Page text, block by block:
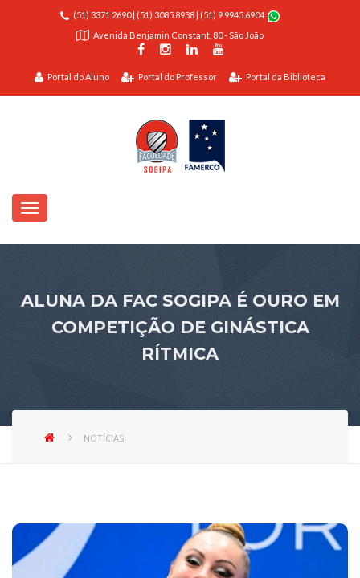
(51) 3371.2690| (51) 3085.8938|
(51) 9 9945.6904
Avenida Benjamin Constant, 80 - São João
Portal do Aluno Portal do Professor Portal da Biblioteca
ALUNA DA FAC SOGIPA É OURO EM
COMPETIÇÃO DE GINÁSTICA
RÍTMICA
NOTÍCIAS